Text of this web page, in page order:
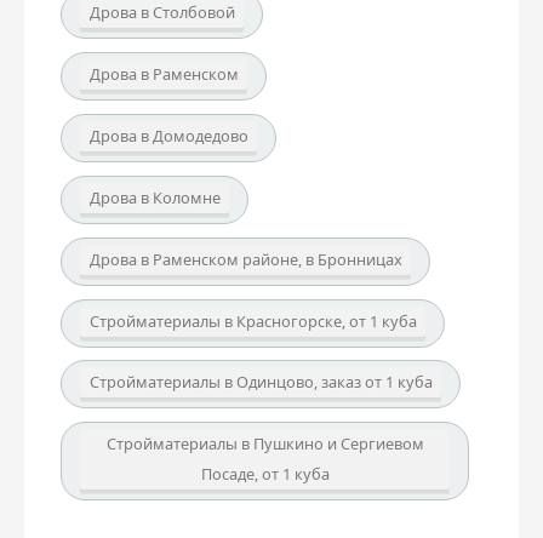
Дрова в Столбовой
Дрова в Раменском
Дрова в Домодедово
Дрова в Коломне
Дрова в Раменском районе, в Бронницах
Стройматериалы в Красногорске, от 1 куба
Стройматериалы в Одинцово, заказ от 1 куба
Стройматериалы в Пушкино и Сергиевом
Посаде, от 1 куба